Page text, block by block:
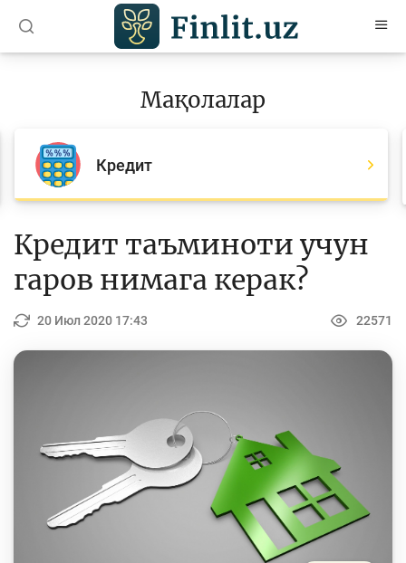
Барча мақолалар
Банк агентлари учун
Тўлов ва ўтказмалар
Молия бозори
Пул-кредит сиёсати ва унинг элементлари
Молиявий хавфсизлик
Банк хизматлари истеъмолчилари
Мақолалар
Кредит
Кредит таъминоти учун
гаров нимага керак?
20 Июл 2020 17:43 22571